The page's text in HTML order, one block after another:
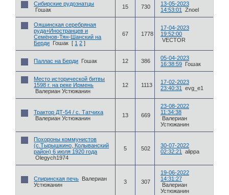
Сибирские рудознатцы
Гошак
15 730
13-05-2023
14:53:01
Znoel
Ояшинская серебряная
руда+Иностранцев и
Семёнов-Тян-Шанский на
Берди Гошак [ 1 2 ]
67 1778
17-04-2023
19:52:00
VECTOR
Паллас на Берди Гошак 12 386
05-04-2023
16:38:59 Гошак
Место исторической битвы
1598 г. на реке Ирмень
Валериан Устюжанин
12 1113
17-02-2023
23:40:31
evg_e1
Трактор ДТ-54 / с. Татчиха
Валериан Устюжанин
13 669
23-08-2022
11:34:38
Валериан
Устюжанин
Похороны коммунистов
(с.Тырышкино, Колыванский
район) 6 июля 1920 года
Olegych1974
5 502
30-07-2022
02:32:21
alippa
Спиринская печь Валериан
Устюжанин
3 307
19-06-2022
14:31:27
Валериан
Устюжанин